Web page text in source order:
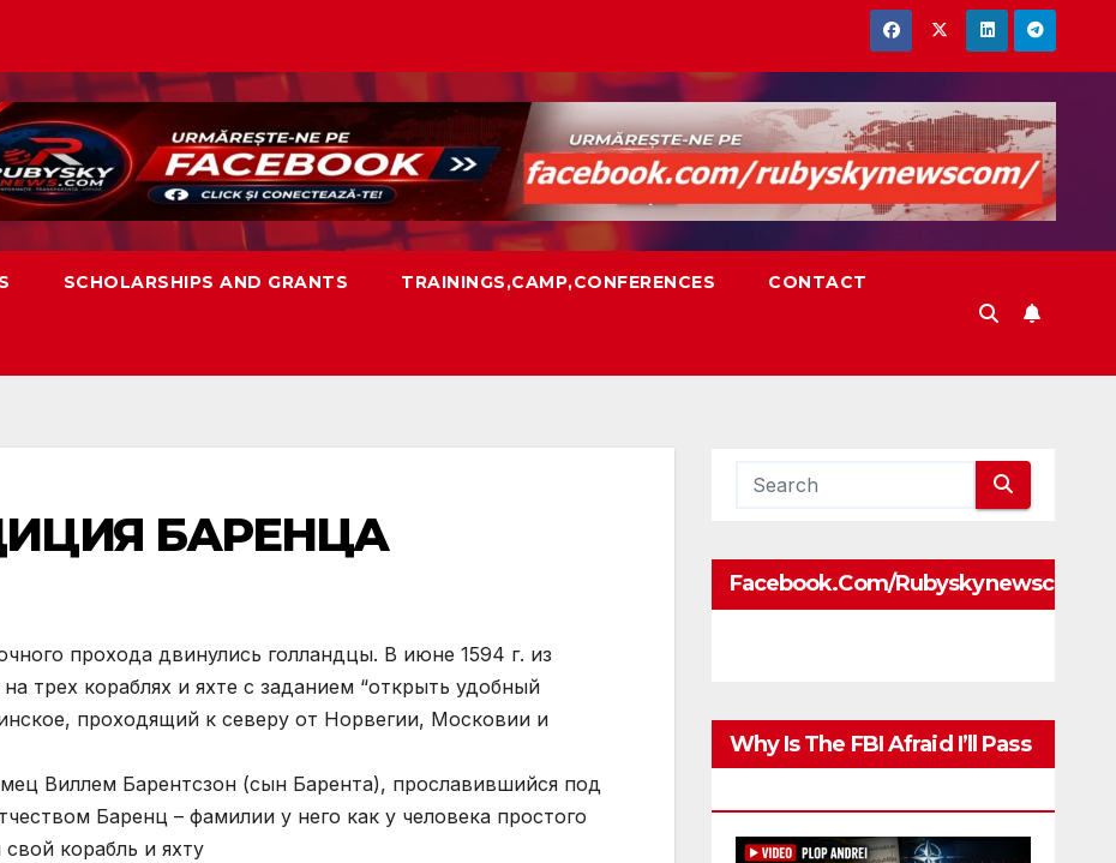
SCHOLARSHIPS AND GRANTS TRAININGS,CAMP,CONFERENCES CONTACT
БАРЕНЦА
прохода двинулись голландцы. В июне 1594 г. из
трех кораблях и яхте с заданием “открыть удобный
проходящий к северу от Норвегии, Московии и
Виллем Барентсзон (сын Барента), прославившийся под
Баренц – фамилии у него как у человека простого
корабль и яхту
Facebook.com/rubyskynewscom
Why Is The FBI Afraid I’ll Pass